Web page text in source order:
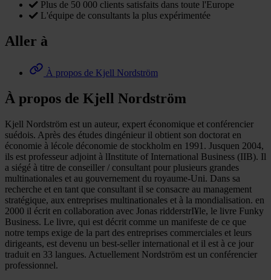
Plus de 50 000 clients satisfaits dans toute l'Europe
L'équipe de consultants la plus expérimentée
Aller à
À propos de Kjell Nordström
À propos de Kjell Nordström
Kjell Nordström est un auteur, expert économique et conférencier
suédois. Après des études dingénieur il obtient son doctorat en
économie à lécole déconomie de stockholm en 1991. Jusquen 2004,
ils est professeur adjoint à lInstitute of International Business (IIB). Il
a siégé à titre de conseiller / consultant pour plusieurs grandes
multinationales et au gouvernement du royaume-Uni. Dans sa
recherche et en tant que consultant il se consacre au management
stratégique, aux entreprises multinationales et à la mondialisation. en
2000 il écrit en collaboration avec Jonas ridderstrI¥le, le livre Funky
Business. Le livre, qui est décrit comme un manifeste de ce que
notre temps exige de la part des entreprises commerciales et leurs
dirigeants, est devenu un best-seller international et il est à ce jour
traduit en 33 langues. Actuellement Nordström est un conférencier
professionnel.